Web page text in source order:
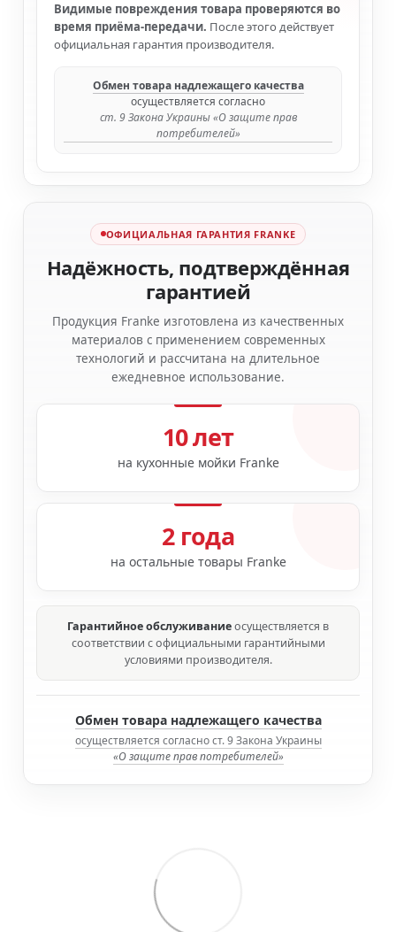
Видимые повреждения товара проверяются во
время приёма-передачи. После этого действует
официальная гарантия производителя.
Обмен товара надлежащего качества
осуществляется согласно
ст. 9 Закона Украины «О защите прав
потребителей»
ОФИЦИАЛЬНАЯ ГАРАНТИЯ FRANKE
Надёжность, подтверждённая
гарантией
Продукция Franke изготовлена из качественных
материалов с применением современных
технологий и рассчитана на длительное
ежедневное использование.
10 лет
на кухонные мойки Franke
2 года
на остальные товары Franke
Гарантийное обслуживаниеосуществляется в
соответствии с официальными гарантийными
условиями производителя.
Обмен товара надлежащего качества
осуществляется согласно ст. 9 Закона Украины
«О защите прав потребителей»